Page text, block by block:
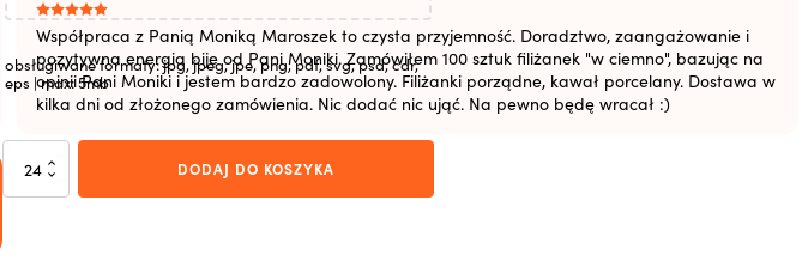
Współpraca z Panią Moniką Maroszek to czysta przyjemność. Doradztwo, zaangażowanie i
pozytywna energia bije od Pani Moniki. Zamówiłem 100 sztuk filiżanek "w ciemno", bazując na
opinii Pani Moniki i jestem bardzo zadowolony. Filiżanki porządne, kawał porcelany. Dostawa w
kilka dni od złożonego zamówienia. Nic dodać nic ująć. Na pewno będę wracał :)
obsługiwane formaty: jpg, jpeg, jpe, png, pdf, svg, psd, cdr,
eps | max: 5mb
ilość
Freedom
black/szary
DODAJ DO KOSZYKA